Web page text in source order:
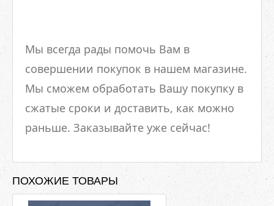
Мы всегда рады помочь Вам в
совершении покупок в нашем магазине.
Мы сможем обработать Вашу покупку в
сжатые сроки и доставить, как можно
раньше. Заказывайте уже сейчас!
ПОХОЖИЕ ТОВАРЫ